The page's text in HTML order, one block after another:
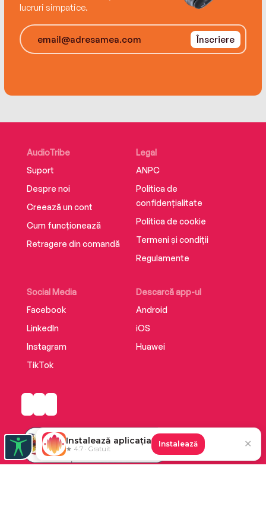
lucruri simpatice.
Înscriere
AudioTribe
Suport
Despre noi
Creează un cont
Cum funcționează
Retragere din comandă
Social Media
Facebook
LinkedIn
Instagram
TikTok
Descarcă app-ul
Android
iOS
Huawei
Legal
ANPC
Politica de
confidențialitate
Politica de cookie
Termeni și condiții
Regulamente
Instalează aplicația
★ 4.7 · Gratuit
Instalează ✕